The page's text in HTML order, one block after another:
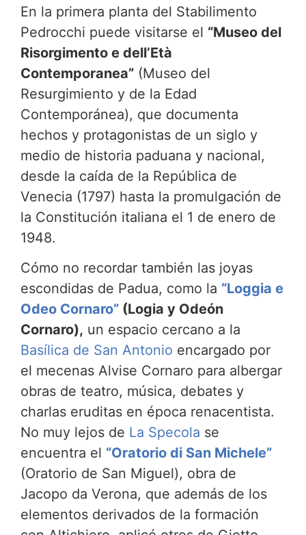
En la primera planta del Stabilimento
Pedrocchi puede visitarse el “Museo del
Risorgimento e dell’Età
Contemporanea” (Museo del
Resurgimiento y de la Edad
Contemporánea), que documenta
hechos y protagonistas de un siglo y
medio de historia paduana y nacional,
desde la caída de la República de
Venecia (1797) hasta la promulgación de
la Constitución italiana el 1 de enero de
1948.
Cómo no recordar también las joyas
escondidas de Padua, como la “Loggia e
Odeo Cornaro” (Logia y Odeón
Cornaro), un espacio cercano a la
Basílica de San Antonio encargado por
el mecenas Alvise Cornaro para albergar
obras de teatro, música, debates y
charlas eruditas en época renacentista.
No muy lejos de La Specola se
encuentra el “Oratorio di San Michele”
(Oratorio de San Miguel), obra de
Jacopo da Verona, que además de los
elementos derivados de la formación